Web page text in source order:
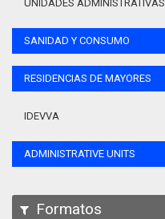
UNIDADES ADMINISTRATIVAS
SANIDAD Y CONSUMO
RESIDENCIAS DE MAYORES
IDEVVA
ADMINISTRATIVE UNITS
Formatos